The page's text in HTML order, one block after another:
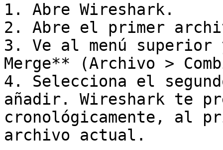
1. Abre Wireshark.
2. Abre el primer
3. Ve al menú
Merge** (Archivo >
4. Selecciona el
añadir. Wireshark te
cronológicamente, al
archivo actual.